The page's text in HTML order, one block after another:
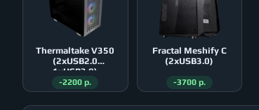
Thermaltake V350
(2xUSB2.0
1xUSB3.0)
-2200 р.
Fractal Meshify C
(2xUSB3.0)
-3700 р.